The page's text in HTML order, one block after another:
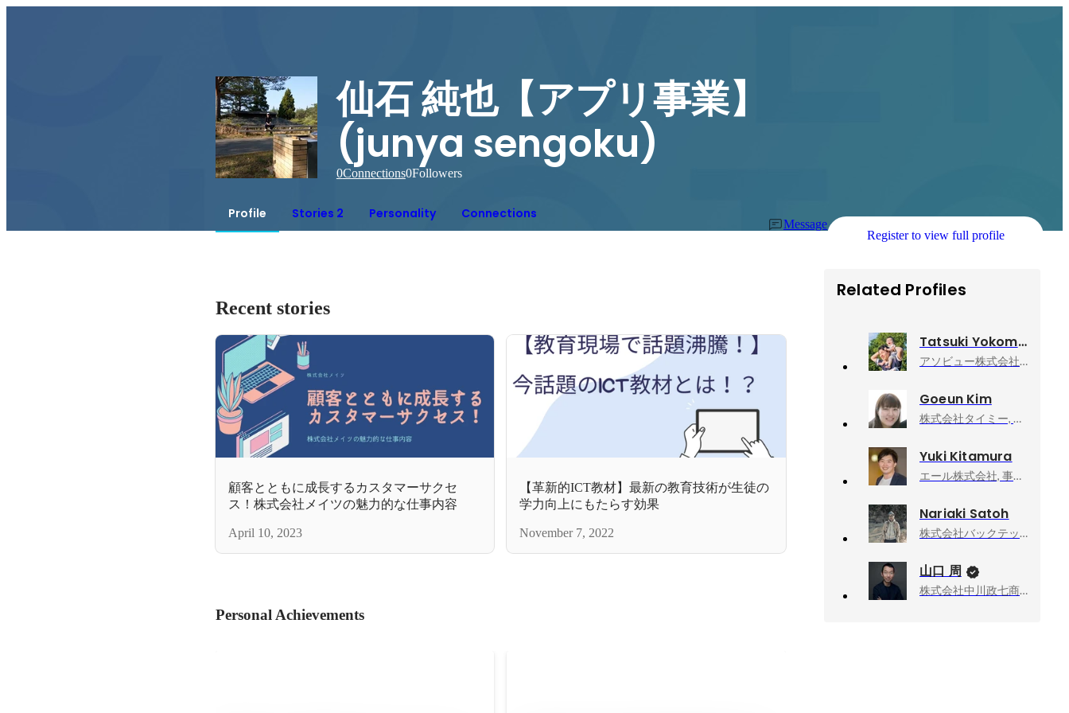
仙石 純也【アプリ事業】
(junya sengoku)
0Connections0Followers
Profile Stories 2 Personality Connections
Message
Register to view full profile
Recent stories
顧客とともに成長するカスタマーサクセ
ス！株式会社メイツの魅力的な仕事内容
April 10, 2023
【革新的ICT教材】最新の教育技術が生徒の
学力向上にもたらす効果
November 7, 2022
Personal Achievements
Related Profiles
Tatsuki Yokomine
アソビュー株式会社, 上級執行役員CPO、マーケットプレイスカンパニーCEO
Goeun Kim
株式会社タイミー, 執行役員事業統括
Yuki Kitamura
エール株式会社, 事業開発
Nariaki Satoh
株式会社バックテック, UIデザイナー
山口 周
株式会社中川政七商店, 社外取締役